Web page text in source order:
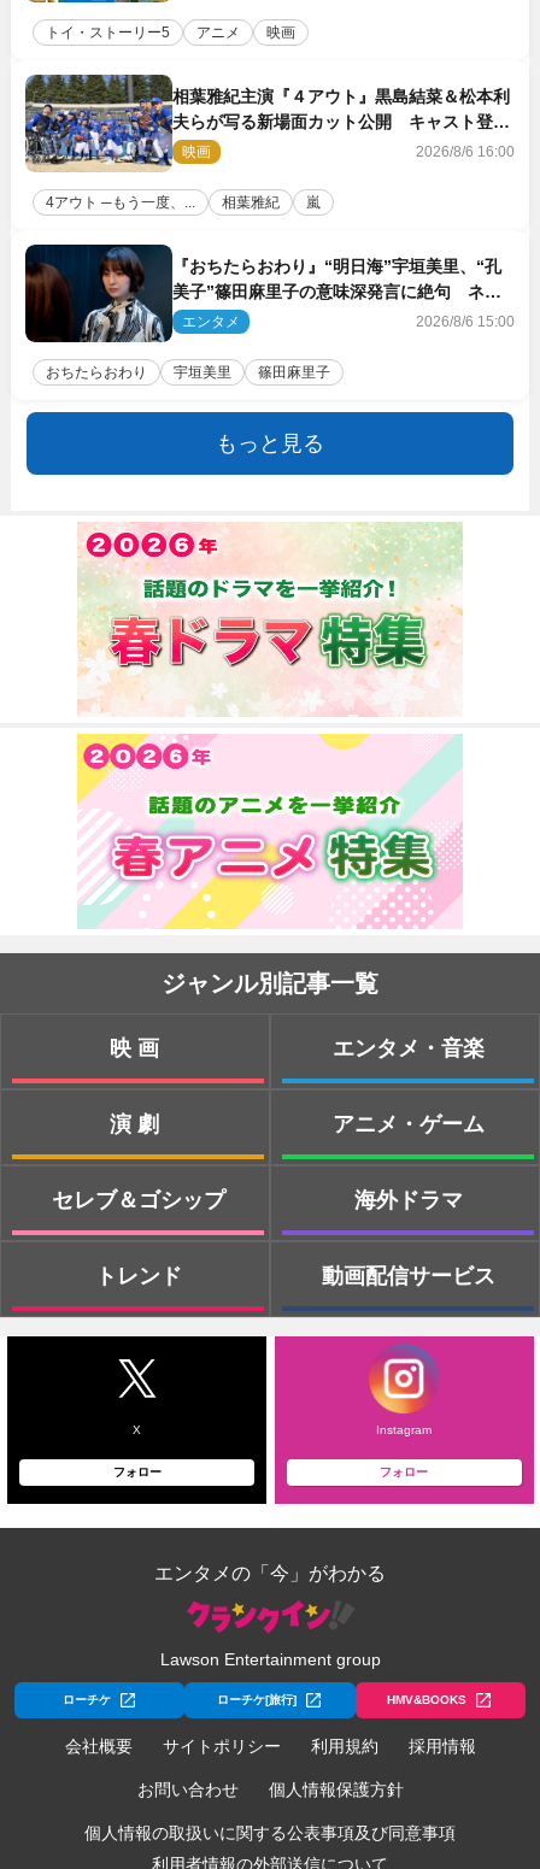
トイ・ストーリー5 アニメ 映画
相葉雅紀主演『４アウト』黒島結菜＆松本利
夫らが写る新場面カット公開 キャスト登壇
イベントも決定
映画 2026/8/6 16:00
4アウト ─もう一度、... 相葉雅紀 嵐
『おちたらおわり』“明日海”宇垣美里、“孔
美子”篠田麻里子の意味深発言に絶句 ネッ
ト驚き「まさか」「意外な展開」
エンタメ 2026/8/6 15:00
おちたらおわり 宇垣美里 篠田麻里子
もっと見る
ジャンル別記事一覧
映画
演劇
セレブ＆ゴシップ
トレンド
エンタメ・音楽
アニメ・ゲーム
海外ドラマ
動画配信サービス
X
フォロー
Instagram
フォロー
エンタメの「今」がわかる
Lawson Entertainment group
ローチケ ローチケ[旅行] HMV&BOOKS
会社概要 サイトポリシー 利用規約 採用情報
お問い合わせ 個人情報保護方針
個人情報の取扱いに関する公表事項及び同意事項
利用者情報の外部送信について